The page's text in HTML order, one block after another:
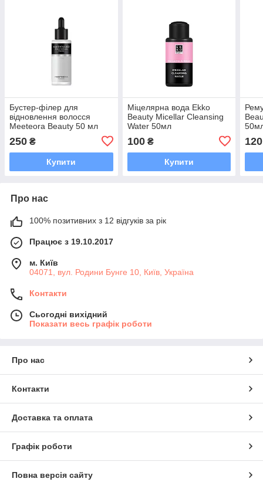
Бустер-філер для
відновлення волосся
Meeteora Beauty 50 мл
250 ₴
Купити
Міцелярна вода Ekko
Beauty Micellar Cleansing
Water 50мл
100₴
Купити
120
Про нас
100% позитивних з 12 відгуків за рік
Працює з 19.10.2017
м. Київ
04071, вул. Родини Бунге 10, Київ, Україна
Контакти
Сьогодні вихідний
Показати весь графік роботи
Про нас
Контакти
Доставка та оплата
Графік роботи
Повна версія сайту